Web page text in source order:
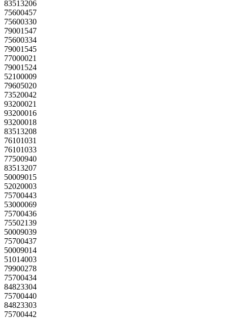
83513206
75600457
75600330
79001547
75600334
79001545
77000021
79001524
52100009
79605020
73520042
93200021
93200016
93200018
83513208
76101031
76101033
77500940
83513207
50009015
52020003
75700443
53000069
75700436
75502139
50009039
75700437
50009014
51014003
79900278
75700434
84823304
75700440
84823303
75700442